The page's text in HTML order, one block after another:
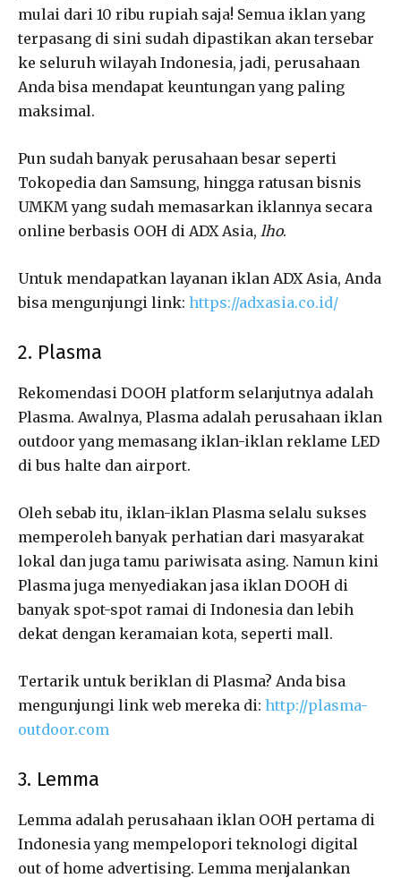
mulai dari 10 ribu rupiah saja! Semua iklan yang
terpasang di sini sudah dipastikan akan tersebar
ke seluruh wilayah Indonesia, jadi, perusahaan
Anda bisa mendapat keuntungan yang paling
maksimal.
Pun sudah banyak perusahaan besar seperti
Tokopedia dan Samsung, hingga ratusan bisnis
UMKM yang sudah memasarkan iklannya secara
online berbasis OOH di ADX Asia, lho.
Untuk mendapatkan layanan iklan ADX Asia, Anda
bisa mengunjungi link: https://adxasia.co.id/
2. Plasma
Rekomendasi DOOH platform selanjutnya adalah
Plasma. Awalnya, Plasma adalah perusahaan iklan
outdoor yang memasang iklan-iklan reklame LED
di bus halte dan airport.
Oleh sebab itu, iklan-iklan Plasma selalu sukses
memperoleh banyak perhatian dari masyarakat
lokal dan juga tamu pariwisata asing. Namun kini
Plasma juga menyediakan jasa iklan DOOH di
banyak spot-spot ramai di Indonesia dan lebih
dekat dengan keramaian kota, seperti mall.
Tertarik untuk beriklan di Plasma? Anda bisa
mengunjungi link web mereka di: http://plasma-
outdoor.com
3. Lemma
Lemma adalah perusahaan iklan OOH pertama di
Indonesia yang mempelopori teknologi digital
out of home advertising. Lemma menjalankan